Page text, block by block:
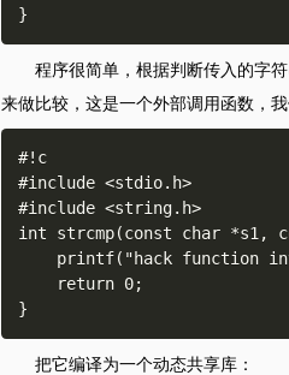
程序很简单，根据判断传入的字
来做比较，这是一个外部调用函数，
#!c
#include <stdio.h>
#include <string.h>
int strcmp(const char *s1,
把它编译为一个动态共享库：